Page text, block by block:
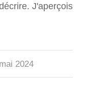
J'aperçois
2024